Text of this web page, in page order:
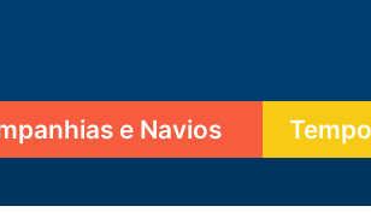
e Navios